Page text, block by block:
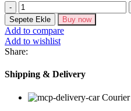
Erkek
Basic
Kısa
Kollu
Tişört
adet
Sepete Ekle Buy now
Add to compare
Add to wishlist
Share:
Shipping & Delivery